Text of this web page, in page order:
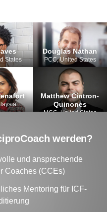
States
Douglas Nathan
PCC, United States
werden?
und ansprechende
Coaches (CCEs)
Mentoring für ICF-
Matthew Cintron-
Quinones
MCC, United States